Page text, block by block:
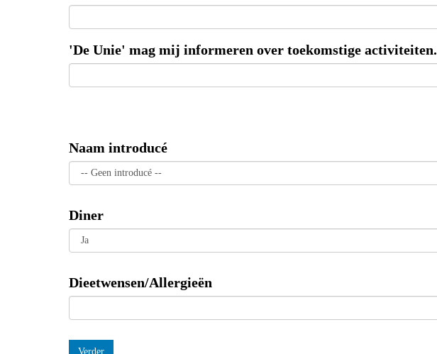
'De Unie' mag mij informeren over toekomstige activiteiten.
Naam introducé
Diner
Dieetwensen/Allergieën
Verder